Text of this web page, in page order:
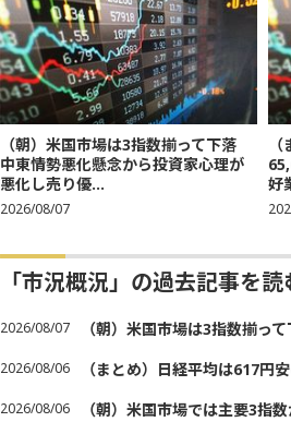
（朝）米国市場は3指数揃って下落
中東情勢悪化懸念から投資家心理が
悪化し売り優...
2026/08/07
好
「市況概況」の過去記事を読
2026/08/07 （朝）米国市場は3指数揃っ
2026/08/06 （まとめ）日経平均は617
2026/08/06 （朝）米国市場では主要3指